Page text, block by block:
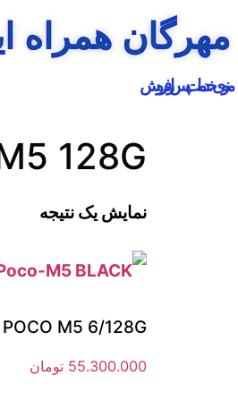
مهرگان همراه
منوی خدمات پس از فروش
128G
نمایش یک نتیجه
POCO M5 6/128G
55.300.000 تومان